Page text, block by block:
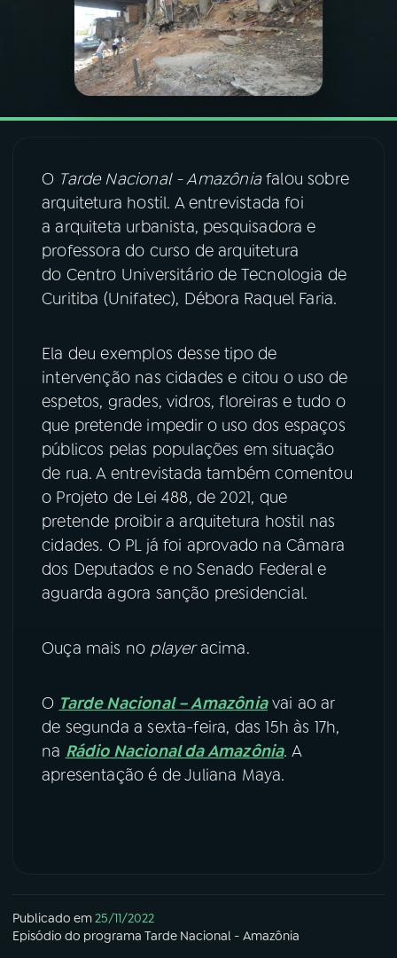
PROGRAMAS
PODCASTS
06VIDEOCASTS
07ÚLTIMAS
FESTIVAL DE MÚSICA
ACOMPANHE A RÁDIO NACIONAL
Instagram X
TikTok
O Tarde Nacional - Amazôniafalou sobre
arquitetura hostil. A entrevistada foi
a arquiteta urbanista, pesquisadora e
professora do curso de arquitetura
do Centro Universitário de Tecnologia de
Curitiba (Unifatec), Débora Raquel Faria.
Ela deu exemplos desse tipo de
intervenção nas cidades e citou o uso de
espetos, grades, vidros, floreiras e tudo o
que pretende impedir o uso dos espaços
públicos pelas populações em situação
de rua. A entrevistada também comentou
o Projeto de Lei 488, de 2021, que
pretende proibir a arquitetura hostil nas
cidades. O PL já foi aprovado na Câmara
dos Deputados e no Senado Federal e
aguarda agora sanção presidencial.
Ouça mais no playeracima.
O Tarde Nacional – Amazôniavai ao ar
de segunda a sexta-feira, das 15h às 17h,
na Rádio Nacional da Amazônia. A
apresentação é de Juliana Maya.
Publicado em25/11/2022
Episódio do programa Tarde Nacional - Amazônia